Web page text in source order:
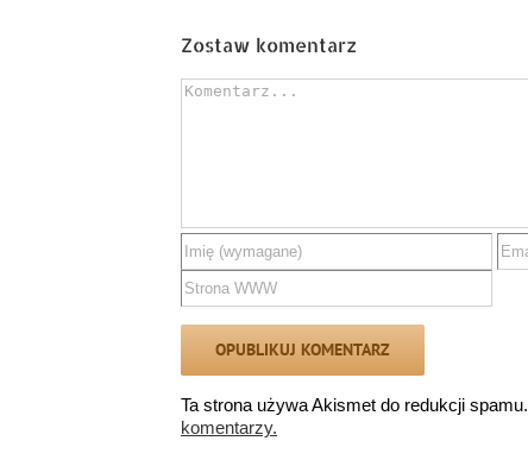
Zostaw komentarz
Comment
Ta strona używa Akismet do redukcji spamu.
komentarzy.